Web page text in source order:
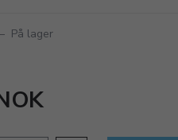
– På lager